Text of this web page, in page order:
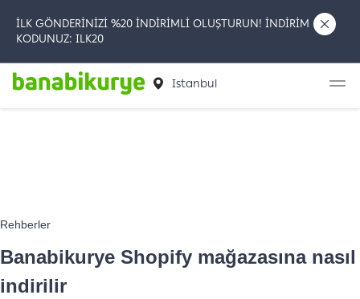
İLK GÖNDERİNİZİ %20 İNDİRİMLİ OLUŞTURUN! İNDİRİM
KODUNUZ: ILK20
Istanbul
Rehberler
Banabikurye Shopify mağazasına nasıl
indirilir